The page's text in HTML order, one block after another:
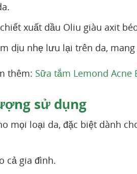
xuất dầu Oliu giàu axit
dịu nhẹ lưu lại trên da,
thêm: Sữa tắm Lemond
sử dụng
mọi loại da, đặc biệt dành
cả gia đình.